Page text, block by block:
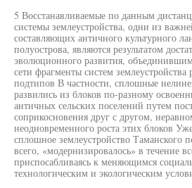
5 Восстанавливаемые по данным
системы землеустройства, одни из
составляющих античного культурного
полуострова, являются результатом
эволюционного развития,
сети фрагменты систем
подтипов В частности, сплошные
развились из блоков по-разному
античных сельских поселений путем
соприкосновения друг с другом,
неодновременного роста этих блоков
сплошное землеустройство Таманского
всего, «модернизировалось» в течение
приспосабливаясь к меняющимся
технологическим и экологическим